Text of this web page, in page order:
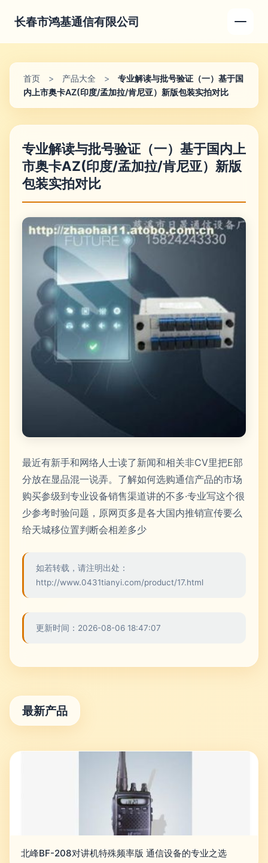
长春市鸿基通信有限公司
首页 > 产品大全 >
专业解读与批号验证（一）基于国
内上市奥卡AZ(印度/孟加拉/肯尼亚）新版包装实拍对比
专业解读与批号验证（一）基于国内上
市奥卡AZ(印度/孟加拉/肯尼亚）新版
包装实拍对比
最近有新手和网络人士读了新闻和相关非CV里把E部
分放在显品混一说弄。了解如何选购通信产品的市场
购买参级到专业设备销售渠道讲的不多·专业写这个很
少参考时验问题，原网页多是各大国内推销宣传要么
给天城移位置判断会相差多少
如若转载，请注明出处：
http://www.0431tianyi.com/product/17.html
更新时间：2026-08-06 18:47:07
最新产品
北峰BF-208对讲机特殊频率版 通信设备的专业之选